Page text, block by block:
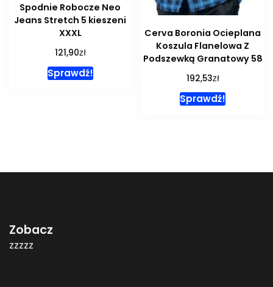
Spodnie Robocze Neo
Jeans Stretch 5 kieszeni
XXXL
121,90zł
Sprawdź!
Cerva Boronia Ocieplana
Koszula Flanelowa Z
Podszewką Granatowy 58
192,53zł
Sprawdź!
Zobacz
zzzzz